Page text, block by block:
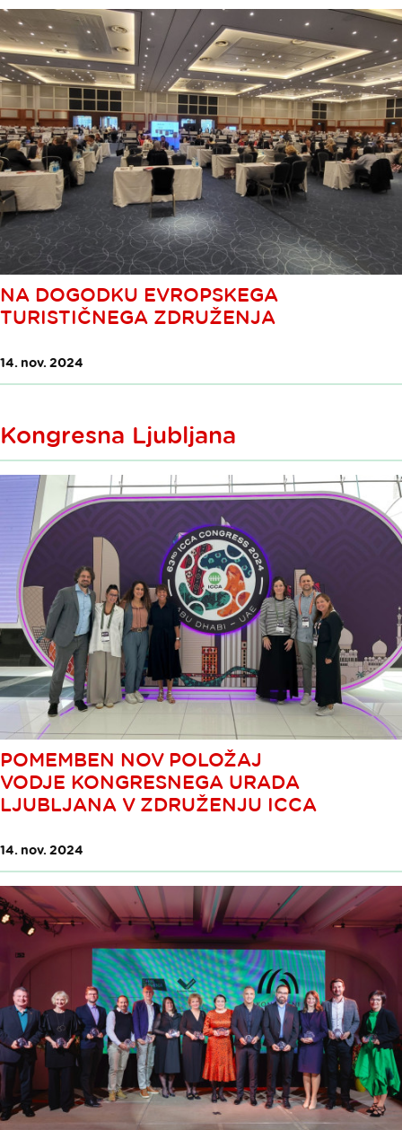
NA DOGODKU EVROPSKEGA
TURISTIČNEGA ZDRUŽENJA
14. nov. 2024
Kongresna Ljubljana
POMEMBEN NOV POLOŽAJ
VODJE KONGRESNEGA URADA
LJUBLJANA V ZDRUŽENJU ICCA
14. nov. 2024